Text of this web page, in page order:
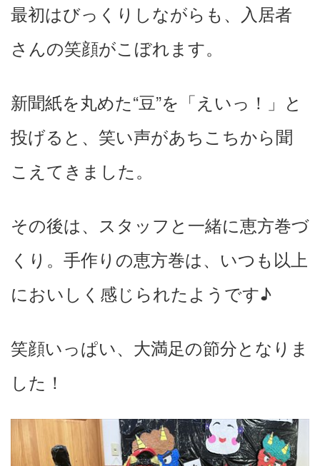
最初はびっくりしながらも、入居者
さんの笑顔がこぼれます。
新聞紙を丸めた“豆”を「えいっ！」と
投げると、笑い声があちこちから聞
こえてきました。
その後は、スタッフと一緒に恵方巻づ
くり。手作りの恵方巻は、いつも以上
においしく感じられたようです♪
笑顔いっぱい、大満足の節分となりま
した！